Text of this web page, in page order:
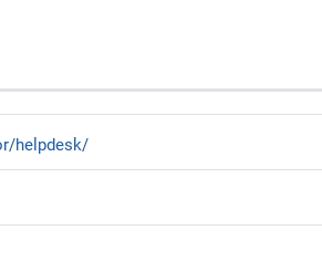
helpdesk/